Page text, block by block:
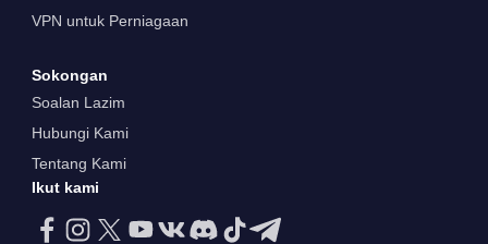
VPN untuk Perniagaan
Sokongan
Soalan Lazim
Hubungi Kami
Tentang Kami
Ikut kami